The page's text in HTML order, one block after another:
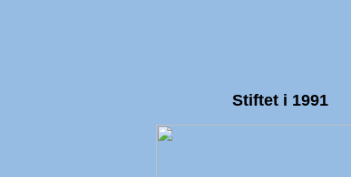
Stiftet i 1991